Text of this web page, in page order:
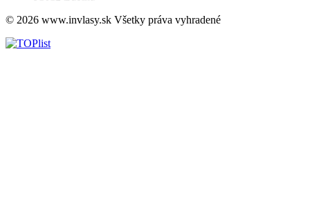
© 2026 www.invlasy.sk Všetky práva vyhradené